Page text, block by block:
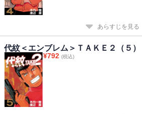
あらすじを見る
代紋＜エンブレム＞ＴＡＫＥ２（５）
¥792 (税込)